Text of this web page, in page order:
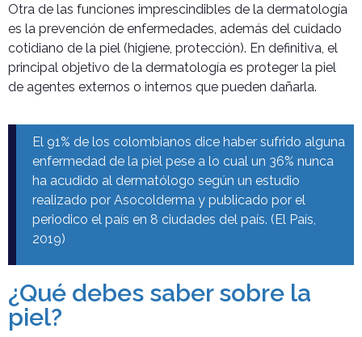
Otra de las funciones imprescindibles de la dermatología
es la prevención de enfermedades, además del cuidado
cotidiano de la piel (higiene, protección). En definitiva, el
principal objetivo de la dermatología es proteger la piel
de agentes externos o internos que pueden dañarla.
El 91% de los colombianos dice haber sufrido alguna
enfermedad de la piel pese a lo cual un 36% nunca
ha acudido al dermatólogo según un estudio
realizado por Asocolderma y publicado por el
periodico el país en 8 ciudades del país. (El País,
2019)
¿Qué debes saber sobre la
piel?